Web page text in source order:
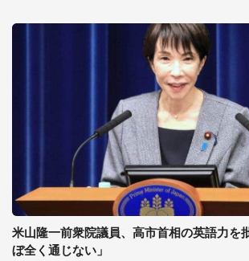
米山隆一前衆院議員、高市首相の英語力を
ぼ全く通じない」